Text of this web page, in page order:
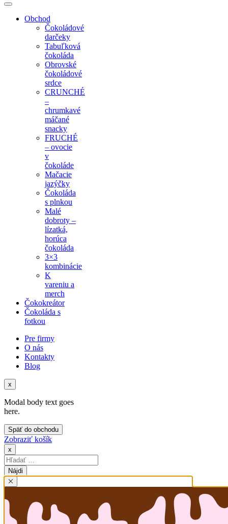
Obchod
Čokoládové
darčeky
Tabuľková
čokoláda
Obrovské
čokoládové
srdce
CRUNCHÉ
–
chrumkavé
máčané
snacky
FRUCHÉ
– ovocie
v
čokoláde
Mačacie
jazýčky
Čokoláda
s plnkou
Malé
dobroty –
lízatká,
horúca
čokoláda
3×3
kombinácie
K
vareniu a
merch
Čokokreátor
Čokoláda s
fotkou
Pre firmy
O nás
Kontakty
Blog
x
Modal body text goes
here.
Späť do obchodu
Zobraziť košík
x
Hľadať: